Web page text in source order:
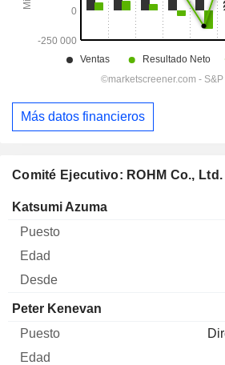
Comité Ejecutivo: ROHM Co., Ltd.
Director Puesto
Katsumi Azuma
Peter Kenevan
Más datos financieros